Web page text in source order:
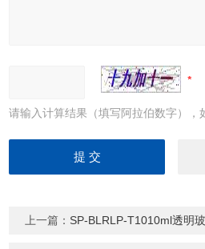
请输入计算结果（填写阿拉伯数字），
上一篇： SP-BLRLP-T1010ml透明玻